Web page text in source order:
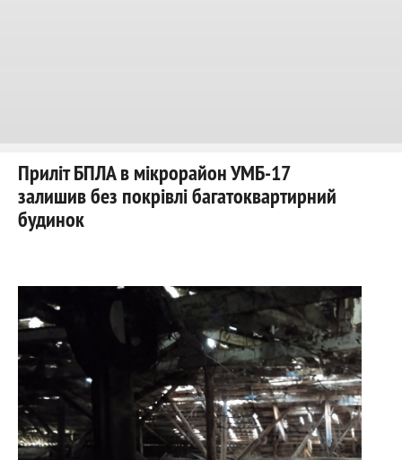
Приліт БПЛА в мікрорайон УМБ-17
залишив без покрівлі багатоквартирний
будинок